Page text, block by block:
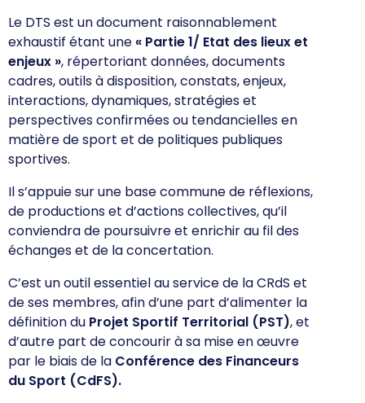
Le DTS est undocument raisonnablement
exhaustif étant une « Partie 1/ Etat des lieux et
enjeux », répertoriant données, documents
cadres, outils à disposition, constats, enjeux,
interactions, dynamiques, stratégies et
perspectives confirmées ou tendancielles en
matière de sport et de politiques publiques
sportives.
Il s’appuie sur une base commune de réflexions,
de productions et d’actions collectives, qu’il
conviendra de poursuivre et enrichir au fil des
échanges et de la concertation.
C’est unoutil essentiel au service de la CRdS et
de ses membres, afin d’une part d’alimenter la
définition du Projet Sportif Territorial (PST), et
d’autre part de concourir à sa mise en œuvre
par le biais de la Conférence des Financeurs
du Sport (CdFS).